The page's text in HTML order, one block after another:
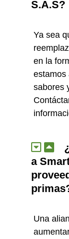
S.A.S?
Ya sea
en la
estamos
sabores
a
Una